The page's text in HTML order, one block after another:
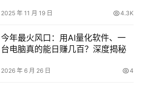
2025 年 11 月 19 日 4.3K
今年最火风口：用AI量化软件、一
台电脑真的能日赚几百？深度揭秘
2026 年 6 月 26 日 4